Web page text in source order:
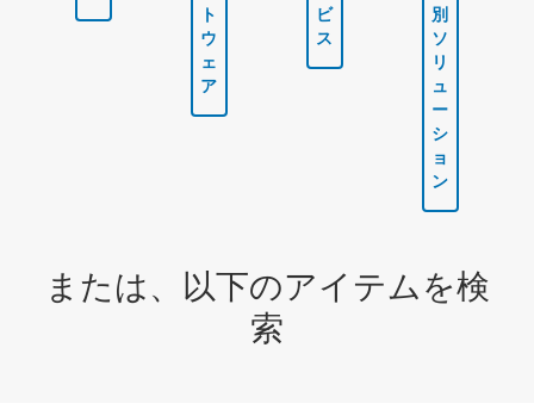
ト
ウ
ェ
ア
ビ
ス
別
ソ
リ
ュ
ー
シ
ョ
ン
または、以下のアイテムを検
索